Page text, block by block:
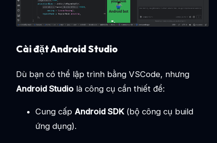
Cài đặt Android Studio
Dù bạn có thể lập trình bằng VSCode, nhưng
Android Studio là công cụ cần thiết để:
Cung cấp Android SDK(bộ công cụ build
ứng dụng).